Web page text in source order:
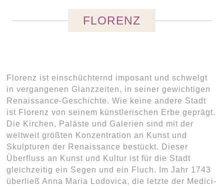
FLORENZ
Florenz ist einschüchternd imposant und schwelgt
in vergangenen Glanzzeiten, in seiner gewichtigen
Renaissance-Geschichte. Wie keine andere Stadt
ist Florenz von seinem künstlerischen Erbe geprägt.
Die Kirchen, Paläste und Galerien sind mit der
weltweit größten Konzentration an Kunst und
Skulpturen der Renaissance bestückt. Dieser
Überfluss an Kunst und Kultur ist für die Stadt
gleichzeitig ein Segen und ein Fluch. Im Jahr 1743
überließ Anna Maria Lodovica, die letzte der Medici-